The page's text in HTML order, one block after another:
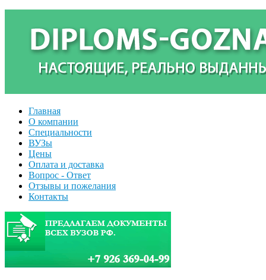
Главная
О компании
Специальности
ВУЗы
Цены
Оплата и доставка
Вопрос - Ответ
Отзывы и пожелания
Контакты